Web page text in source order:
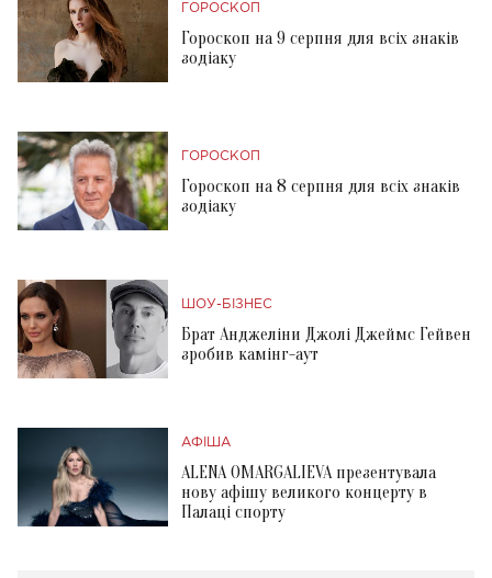
ГОРОСКОП
Гороскоп на 9 серпня для всіх знаків
зодіаку
ГОРОСКОП
Гороскоп на 8 серпня для всіх знаків
зодіаку
ШОУ-БІЗНЕС
Брат Анджеліни Джолі Джеймс Гейвен
зробив камінг-аут
АФІША
ALENA OMARGALIEVA презентувала
нову афішу великого концерту в
Палаці спорту